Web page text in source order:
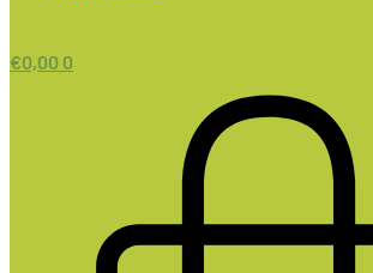
€0,00 0